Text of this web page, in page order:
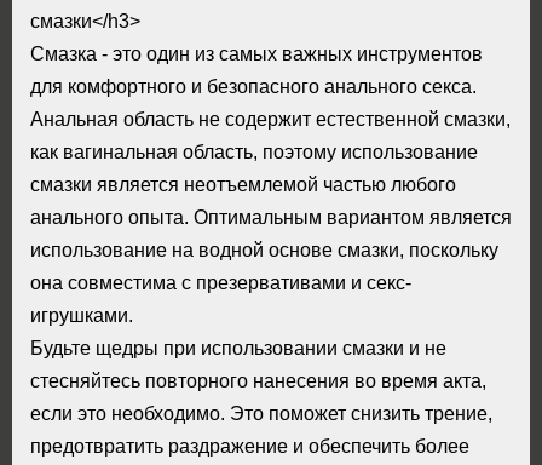
смазки</h3>
Смазка - это один из самых важных инструментов
для комфортного и безопасного анального секса.
Анальная область не содержит естественной смазки,
как вагинальная область, поэтому использование
смазки является неотъемлемой частью любого
анального опыта. Оптимальным вариантом является
использование на водной основе смазки, поскольку
она совместима с презервативами и секс-
игрушками.
Будьте щедры при использовании смазки и не
стесняйтесь повторного нанесения во время акта,
если это необходимо. Это поможет снизить трение,
предотвратить раздражение и обеспечить более